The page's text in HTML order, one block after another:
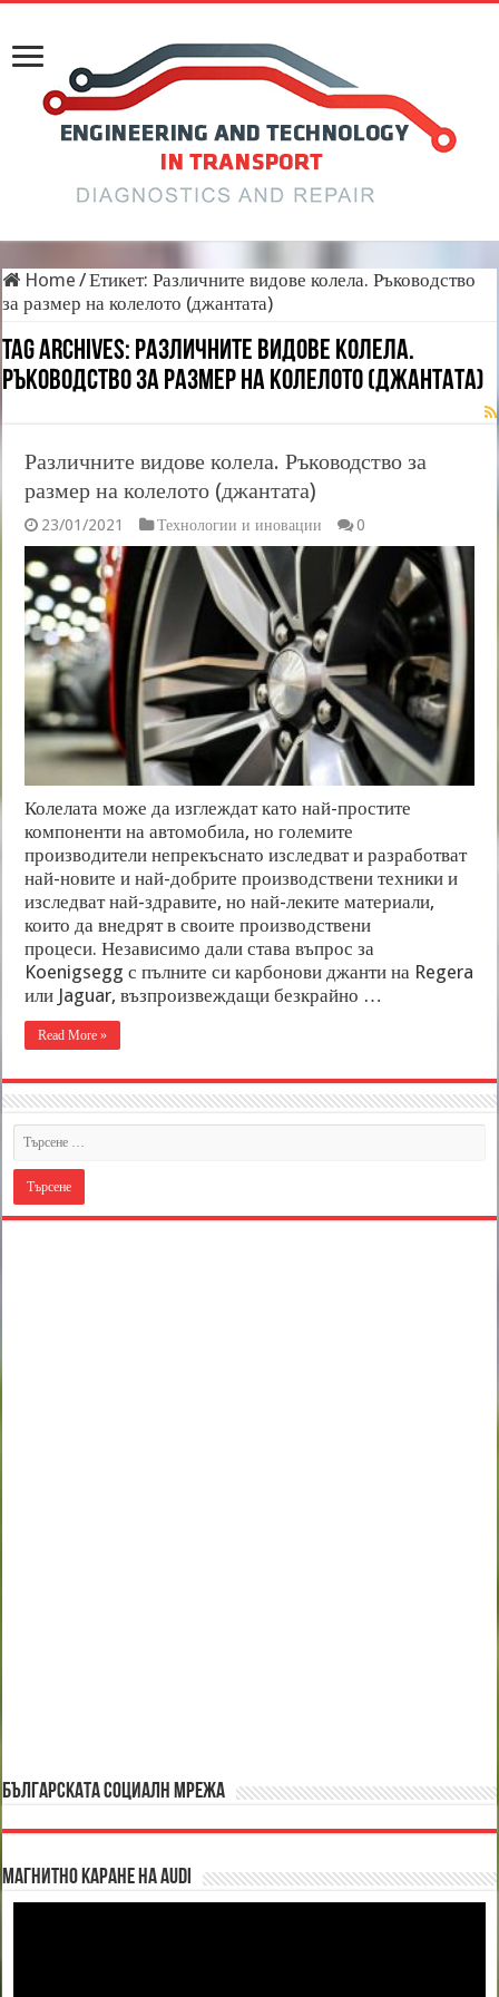
Home /Етикет:Различните видове колела. Ръководство
за размер на колелото (джантата)
Tag Archives: Различните видове колела.
Ръководство за размер на колелото (джантата)
Различните видове колела. Ръководство за
размер на колелото (джантата)
23/01/2021 Технологии и иновации 0
Колелата може да изглеждат като най-простите
компоненти на автомобила, но големите
производители непрекъснато изследват и разработват
най-новите и най-добрите производствени техники и
изследват най-здравите, но най-леките материали,
които да внедрят в своите производствени
процеси. Независимо дали става въпрос за
Koenigsegg с пълните си карбонови джанти на Regera
или Jaguar, възпроизвеждащи безкрайно …
Read More »
БЪЛГАРСКАТА СОЦИАЛН МРЕЖА
Магнитно каране на Audi